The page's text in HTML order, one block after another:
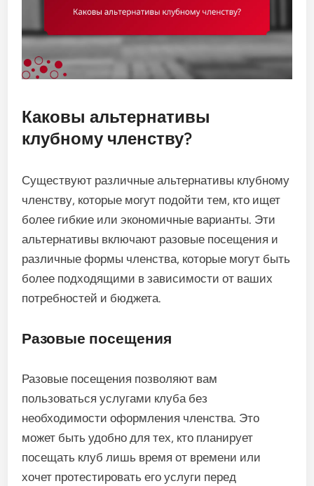
Каковы альтернативы
клубному членству?
Существуют различные альтернативы клубному
членству, которые могут подойти тем, кто ищет
более гибкие или экономичные варианты. Эти
альтернативы включают разовые посещения и
различные формы членства, которые могут быть
более подходящими в зависимости от ваших
потребностей и бюджета.
Разовые посещения
Разовые посещения позволяют вам
пользоваться услугами клуба без
необходимости оформления членства. Это
может быть удобно для тех, кто планирует
посещать клуб лишь время от времени или
хочет протестировать его услуги перед